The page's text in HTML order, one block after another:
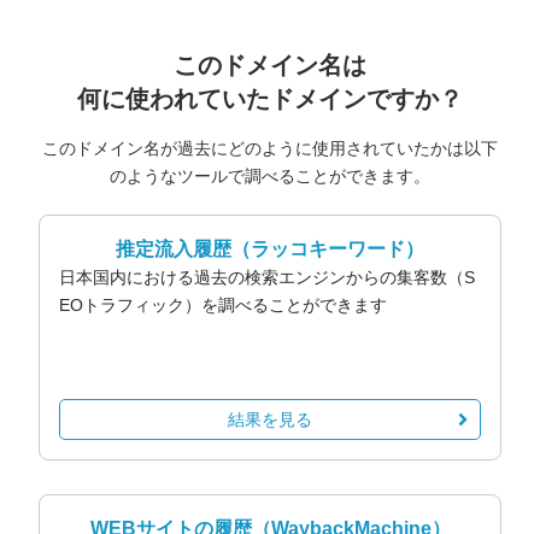
このドメイン名は
何に使われていたドメインですか？
このドメイン名が過去にどのように使用されていたかは以下
のようなツールで調べることができます。
推定流入履歴（ラッコキーワード）
日本国内における過去の検索エンジンからの集客数（S
EOトラフィック）を調べることができます
結果を見る
WEBサイトの履歴（WaybackMachine）